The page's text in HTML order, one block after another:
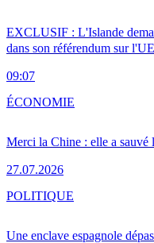
EXCLUSIF : L'Islande
dans son référendum sur l'UE
09:07
Merci la Chine : elle a sauvé
27.07.2026
ÉCONOMIE
Une enclave espagnole
POLITIQUE